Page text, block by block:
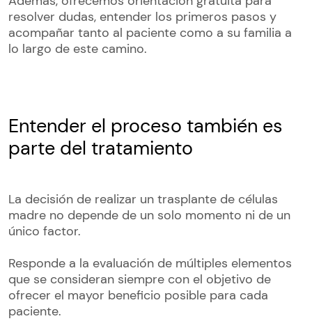
resolver dudas, entender los primeros pasos y
acompañar tanto al paciente como a su familia a
lo largo de este camino.
Entender el proceso también es
parte del tratamiento
La decisión de realizar un trasplante de células
madre no depende de un solo momento ni de un
único factor.
Responde a la evaluación de múltiples elementos
que se consideran siempre con el objetivo de
ofrecer el mayor beneficio posible para cada
paciente.